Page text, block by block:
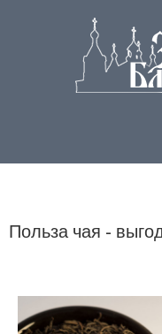
Польза чая -